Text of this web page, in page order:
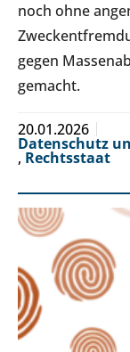
noch ohne
gegen
gemacht.
20.01.2026
Datenschutz
, Rechtsstaat